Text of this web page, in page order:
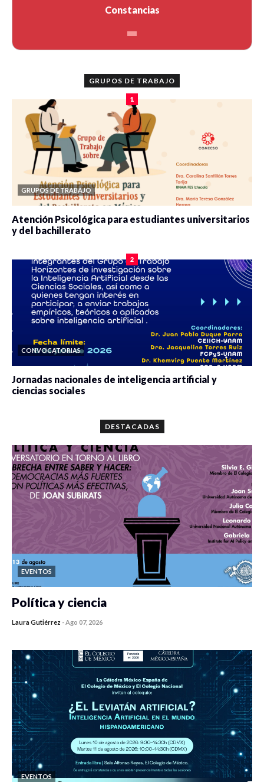
Constancias
GRUPOS DE TRABAJO
1
GRUPOS DE TRABAJO
Atención Psicológica para estudiantes universitarios
y del bachillerato
2
CONVOCATORIAS
Jornadas nacionales de inteligencia artificial y
ciencias sociales
DESTACADAS
EVENTOS
Política y ciencia
Laura Gutiérrez -Ago 07, 2026
EVENTOS